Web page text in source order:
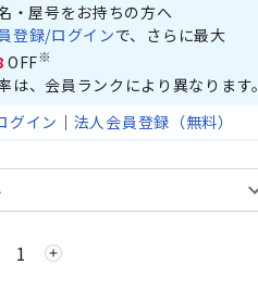
・屋号をお持ちの方へ
登録/ログインで、さらに最大
OFF※
は、会員ランクにより異なります。
グイン ｜ 法人会員登録（無料）
add